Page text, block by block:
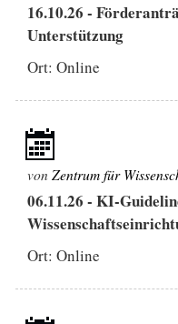
16.10.26 -
Unterstützung
Ort: Online
vonZentrum für
06.11.26 - KI-
Ort: Online